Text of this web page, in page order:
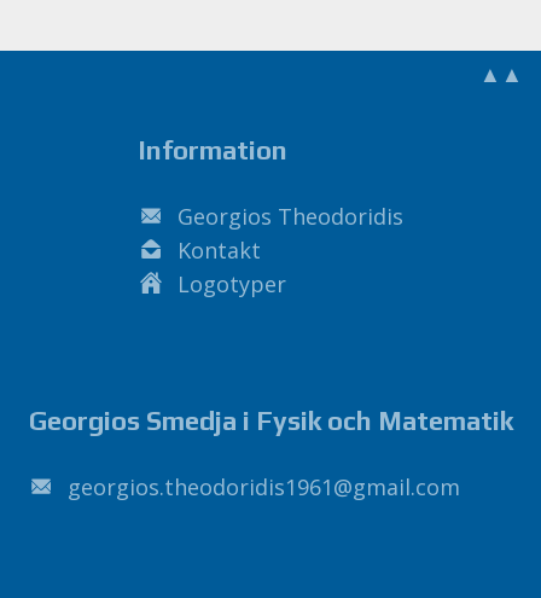
▲▲
Information
Georgios Theodoridis
Kontakt
Logotyper
Georgios Smedja i Fysik och Matematik
moc
.
liamg
@
1691sidirodoeht.soigroeg